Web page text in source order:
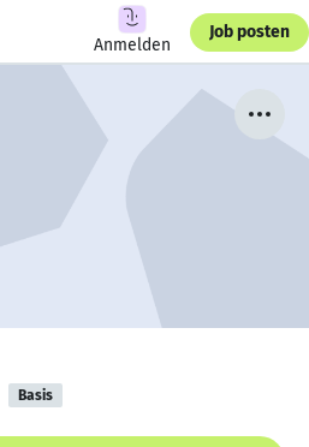
Anmelden
Job posten
Basis